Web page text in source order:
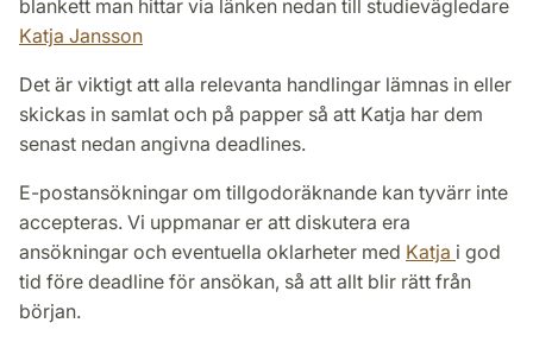
blankett man hittar via länken nedan till studievägledare
Katja Jansson
Det är viktigt att alla relevanta handlingar lämnas in eller
skickas in samlat och på papper så att Katja har dem
senast nedan angivna deadlines.
E-postansökningar om tillgodoräknande kan tyvärr inte
accepteras. Vi uppmanar er att diskutera era
ansökningar och eventuella oklarheter med Katja i god
tid före deadline för ansökan, så att allt blir rätt från
början.